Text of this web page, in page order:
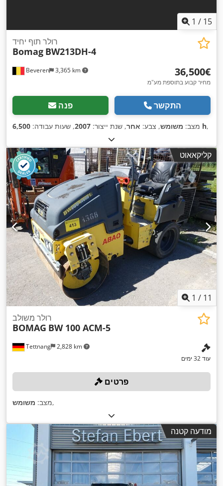
1 / 15
Beveren 3,365 km
רולר תוף יחיד
Bomag BW213DH-4
‏36,500 ‏€
מחיר קבוע בתוספת מע"מ
פנה התקשר
מצב: משומש, צבע: אחר, שנת ייצור: 2007, שעות עבודה: 6,500 h,
קליקאאוט
1 / 11
Tettnang 2,828 km
רולר משולב
BOMAG BW 100 ACM-5
עוד 32 ימים
פרטים
מצב: משומש ,
מודעה קטנה